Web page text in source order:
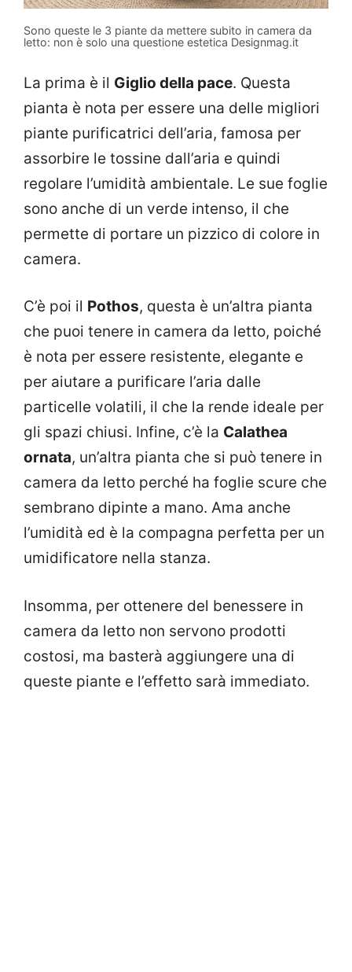
Sono queste le 3 piante da mettere subito in camera da
letto: non è solo una questione estetica Designmag.it
La prima è il Giglio della pace. Questa
pianta è nota per essere una delle migliori
piante purificatrici dell’aria, famosa per
assorbire le tossine dall’aria e quindi
regolare l’umidità ambientale. Le sue foglie
sono anche di un verde intenso, il che
permette di portare un pizzico di colore in
camera.
C’è poi il Pothos, questa è un’altra pianta
che puoi tenere in camera da letto, poiché
è nota per essere resistente, elegante e
per aiutare a purificare l’aria dalle
particelle volatili, il che la rende ideale per
gli spazi chiusi. Infine, c’è la Calathea
ornata, un’altra pianta che si può tenere in
camera da letto perché ha foglie scure che
sembrano dipinte a mano. Ama anche
l’umidità ed è la compagna perfetta per un
umidificatore nella stanza.
Insomma, per ottenere del benessere in
camera da letto non servono prodotti
costosi, ma basterà aggiungere una di
queste piante e l’effetto sarà immediato.